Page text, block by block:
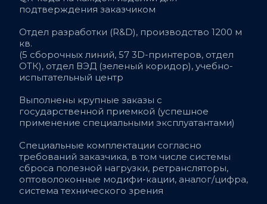
подтверждения заказчиком
Отдел разработки (R&D), производство 1200 м
кв.
(5 сборочных линий, 57 3D-принтеров, отдел
ОТК), отдел ВЭД (зеленый коридор), учебно-
испытательный центр
Выполнены крупные заказы с
государственной приемкой (успешное
применение специальными эксплуатантами)
Специальные комплектации согласно
требований заказчика, в том числе системы
сброса полезной нагрузки, ретрансляторы,
оптоволоконные модифи-кации, аналог/цифра,
система технического зрения